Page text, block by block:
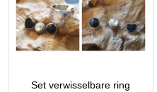
Set verwisselbare ring